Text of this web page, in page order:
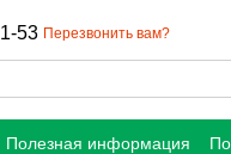
53 Перезвонить вам?
Полезная информация